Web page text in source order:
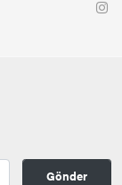
Gönder